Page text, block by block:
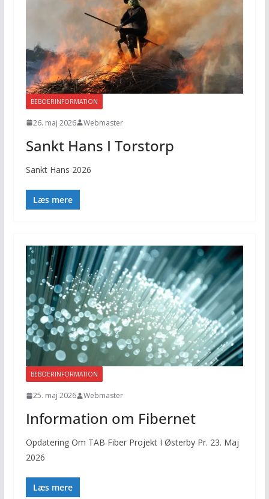
BEBOERINFORMATION
26. maj 2026 Webmaster
Sankt Hans I Torstorp
Sankt Hans 2026
Læs mere
BEBOERINFORMATION
25. maj 2026 Webmaster
Information om Fibernet
Opdatering Om TAB Fiber Projekt I Østerby Pr. 23. Maj
2026
Læs mere